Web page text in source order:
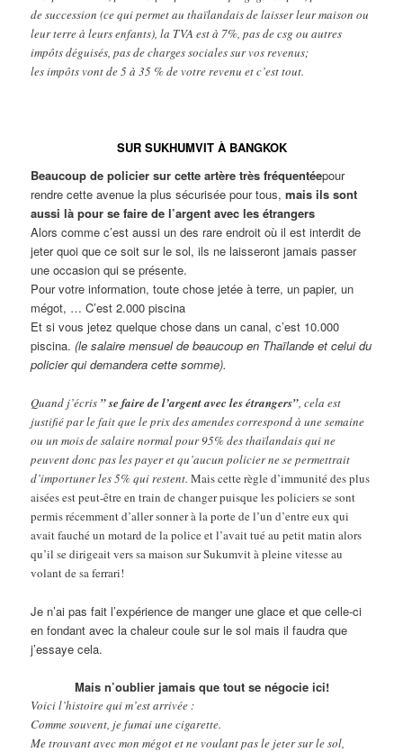
de succession (ce qui permet au thaïlandais de laisser leur maison ou
leur terre à leurs enfants), la TVA est à 7%, pas de csg ou autres
impôts déguisés, pas de charges sociales sur vos revenus;
les impôts vont de 5 à 35 % de votre revenu et c’est tout.
SUR SUKHUMVIT À BANGKOK
Beaucoup de policier sur cette artère très fréquentéepour
rendre cette avenue la plus sécurisée pour tous, mais ils sont
aussi là pour se faire de l’argent avec les étrangers
Alors comme c’est aussi un des rare endroit où il est interdit de
jeter quoi que ce soit sur le sol, ils ne laisseront jamais passer
une occasion qui se présente.
Pour votre information, toute chose jetée à terre, un papier, un
mégot, … C’est 2.000 piscina
Et si vous jetez quelque chose dans un canal, c’est 10.000
piscina.(le salaire mensuel de beaucoup en Thaïlande et celui du
policier qui demandera cette somme).
Quand j’écris ” se faire de l’argent avec les étrangers” , cela est
justifié par le fait que le prix des amendes correspond à une semaine
ou un mois de salaire normal pour 95% des thaïlandais qui ne
peuvent donc pas les payer et qu’aucun policier ne se permettrait
d’importuner les 5% qui restent.Mais cette règle d’immunité des plus
aisées est peut-être en train de changer puisque les policiers se sont
permis récemment d’aller sonner à la porte de l’un d’entre eux qui
avait fauché un motard de la police et l’avait tué au petit matin alors
qu’il se dirigeait vers sa maison sur Sukumvit à pleine vitesse au
volant de sa ferrari!
Je n’ai pas fait l’expérience de manger une glace et que celle-ci
en fondant avec la chaleur coule sur le sol mais il faudra que
j’essaye cela.
Mais n’oublier jamais que tout se négocie ici!
Voici l’histoire qui m’est arrivée :
Comme souvent, je fumai une cigarette.
Me trouvant avec mon mégot et ne voulant pas le jeter sur le sol,